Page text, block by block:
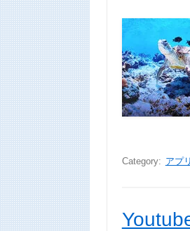
Category: アプリ